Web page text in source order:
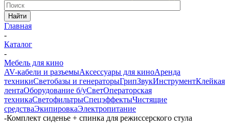
Найти
Главная
-
Каталог
-
Мебель для кино
AV-кабели и разъемыАксессуары для киноАренда
техникиСветобазы и генераторыГрипЗвукИнструментКлейкая
лентаОборудование б/уСветОператорская
техникаСветофильтрыСпецэффектыЧистящие
средстваЭкипировкаЭлектропитание
-Комплект сиденье + спинка для режиссерского стула